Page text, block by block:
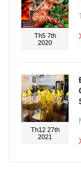
Th5 7th
2020
Th12 27th
2021